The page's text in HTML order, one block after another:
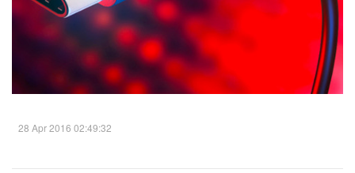
28 Apr 2016 02:49:32